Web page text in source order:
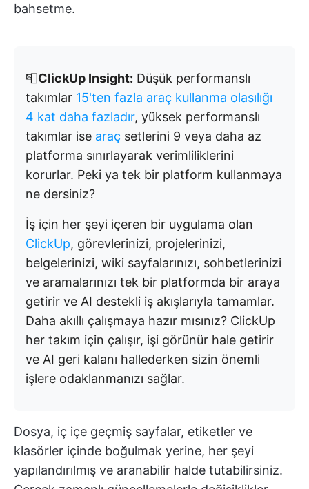
bahsetme.
📮ClickUp Insight: Düşük performanslı
takımlar 15'ten fazla araç kullanma olasılığı
4 kat daha fazladır, yüksek performanslı
takımlar ise araç setlerini 9 veya daha az
platforma sınırlayarak verimliliklerini
korurlar. Peki ya tek bir platform kullanmaya
ne dersiniz?
İş için her şeyi içeren bir uygulama olan
ClickUp, görevlerinizi, projelerinizi,
belgelerinizi, wiki sayfalarınızı, sohbetlerinizi
ve aramalarınızı tek bir platformda bir araya
getirir ve AI destekli iş akışlarıyla tamamlar.
Daha akıllı çalışmaya hazır mısınız? ClickUp
her takım için çalışır, işi görünür hale getirir
ve AI geri kalanı hallederken sizin önemli
işlere odaklanmanızı sağlar.
Dosya, iç içe geçmiş sayfalar, etiketler ve
klasörler içinde boğulmak yerine, her şeyi
yapılandırılmış ve aranabilir halde tutabilirsiniz.